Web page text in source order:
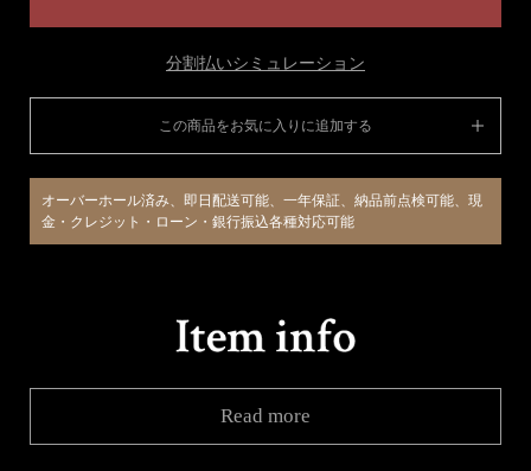
分割払いシミュレーション
この商品をお気に入りに追加する
オーバーホール済み、即日配送可能、一年保証、納品前点検可能、現
金・クレジット・ローン・銀行振込各種対応可能
Read more